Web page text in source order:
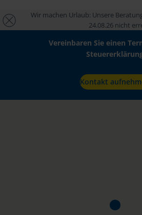
Wir machen Urlaub: Unsere
24.08.26 nicht
Vereinbaren Sie einen
Kontakt